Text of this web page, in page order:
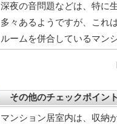
深夜の音問題などは、特に
多々あるようですが、これ
ルームを併合しているマン
その他のチェックポイン
マンション居室内は、収納